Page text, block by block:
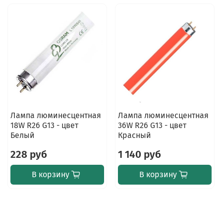
Лампа люминесцентная
18W R26 G13 - цвет
Белый
228 руб
В корзину
Лампа люминесцентная
36W R26 G13 - цвет
Красный
1 140 руб
В корзину